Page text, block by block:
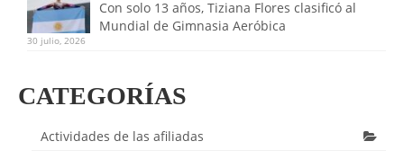
Con solo 13 años, Tiziana Flores clasificó al
Mundial de Gimnasia Aeróbica
30 julio, 2026
CATEGORÍAS
Actividades de las afiliadas